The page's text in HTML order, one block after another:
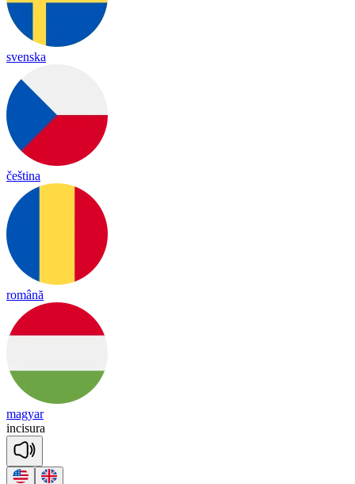
svenska
čeština
română
magyar
incisura